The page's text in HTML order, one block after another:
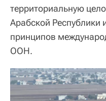
территориальную
Арабской Республики
принципов
ООН.